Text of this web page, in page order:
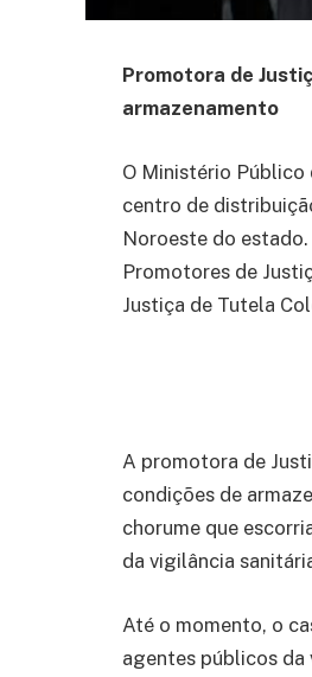
Promotora de
armazenamento
O Ministério Público
centro de
Noroeste do
Promotores de
Justiça de Tutela
A promotora de
condições de
chorume que
da vigilância
Até o momento, o
agentes públicos da